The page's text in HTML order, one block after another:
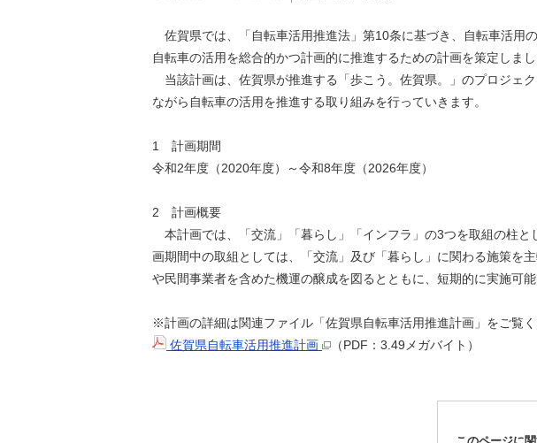
佐賀県では、「自転車活用推進法」第10条に基づき、自転車活用
自転車の活用を総合的かつ計画的に推進するための計画を策定しまし
当該計画は、佐賀県が推進する「歩こう。佐賀県。」のプロジェ
ながら自転車の活用を推進する取り組みを行っていきます。
1 計画期間
令和2年度（2020年度）～令和8年度（2026年度）
2 計画概要
本計画では、「交流」「暮らし」「インフラ」の3つを取組の柱
画期間中の取組としては、「交流」及び「暮らし」に関わる施策を
や⺠間事業者を含めた機運の醸成を図るとともに、短期的に実施可
※計画の詳細は関連ファイル「佐賀県自転車活用推進計画」をご覧く
佐賀県自転車活用推進計画
（PDF：3.49メガバイト）